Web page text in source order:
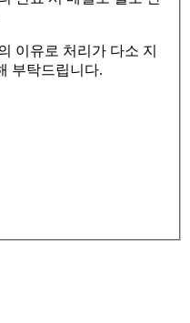
이유로 처리가 다소 지
부탁드립니다.